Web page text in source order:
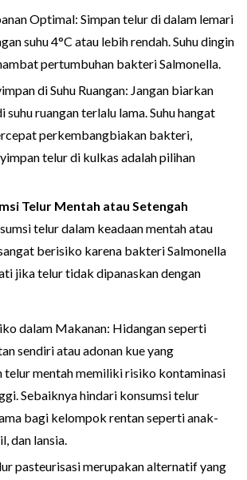
Optimal: Simpan telur di dalam lemari
suhu 4°C atau lebih rendah. Suhu dingin
pertumbuhan bakteri Salmonella.
di Suhu Ruangan: Jangan biarkan
suhu ruangan terlalu lama. Suhu hangat
perkembangbiakan bakteri,
telur di kulkas adalah pilihan
Telur Mentah atau Setengah
telur dalam keadaan mentah atau
berisiko karena bakteri Salmonella
jika telur tidak dipanaskan dengan
dalam Makanan: Hidangan seperti
sendiri atau adonan kue yang
telur mentah memiliki risiko kontaminasi
Sebaiknya hindari konsumsi telur
bagi kelompok rentan seperti anak-
dan lansia.
pasteurisasi merupakan alternatif yang